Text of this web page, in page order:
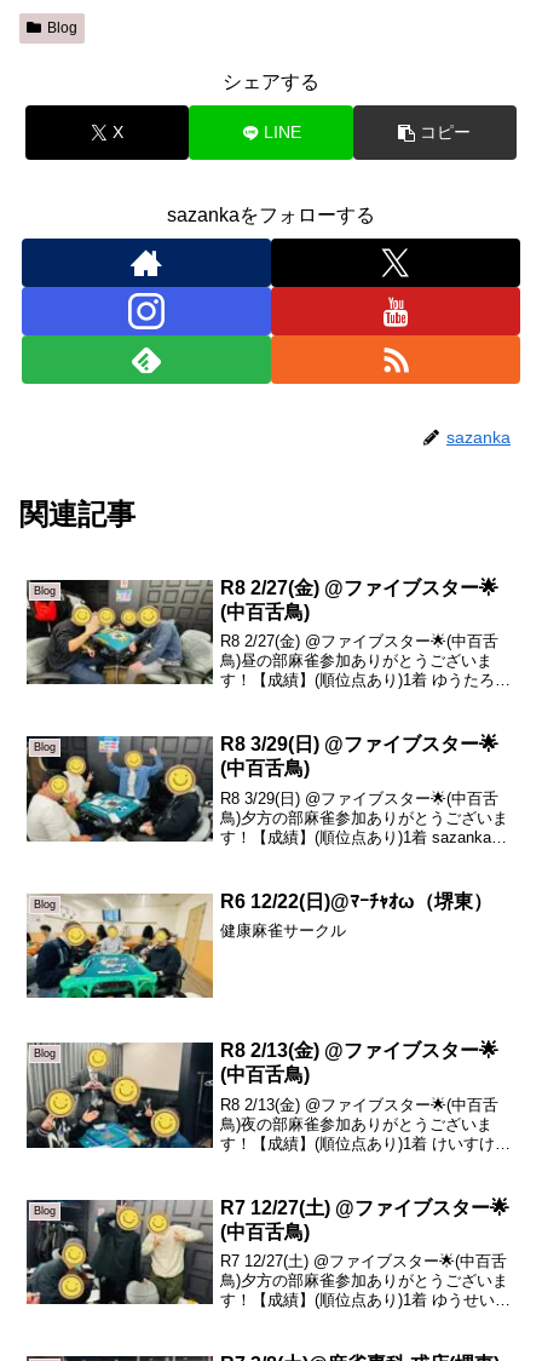
Blog
シェアする
X LINE コピー
sazankaをフォローする
sazanka
関連記事
Blog
R8 2/27(金) @ファイブスター🌟
(中百舌鳥)
R8 2/27(金) @ファイブスター🌟(中百舌
鳥)昼の部麻雀参加ありがとうございま
す！【成績】(順位点あり)1着 ゆうたろう
ろうさ...
Blog
R8 3/29(日) @ファイブスター🌟
(中百舌鳥)
R8 3/29(日) @ファイブスター🌟(中百舌
鳥)夕方の部麻雀参加ありがとうございま
す！【成績】(順位点あり)1着 sazanka
s...
Blog R6 12/22(日)@ﾏｰﾁｬｵω（堺東）
健康麻雀サークル
Blog
R8 2/13(金) @ファイブスター🌟
(中百舌鳥)
R8 2/13(金) @ファイブスター🌟(中百舌
鳥)夜の部麻雀参加ありがとうございま
す！【成績】(順位点あり)1着 けいすけ
プは...
Blog
R7 12/27(土) @ファイブスター🌟
(中百舌鳥)
R7 12/27(土) @ファイブスター🌟(中百舌
鳥)夕方の部麻雀参加ありがとうございま
す！【成績】(順位点あり)1着 ゆうせい